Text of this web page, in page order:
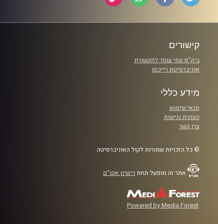
קישורים
ביה"ס סמי עופר לתקשורת
אוניברסיטת רייכמן
מידע כללי
תנאי שימוש
הצהרת נגישות
צרו קשר
© כל הזכויות שמורות לקול האוניברסיטה
אתר זה מופעל תחת רישיון אקו"ם
Powered by Media Forest